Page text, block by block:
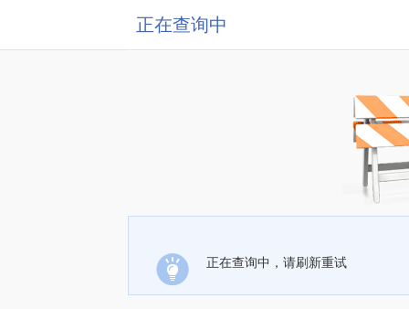
正在查询中
正在查询中，请刷新重试